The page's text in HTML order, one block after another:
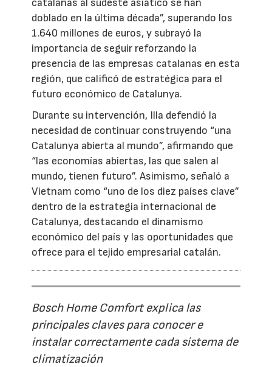
doblado en la última década”, superando los
1.640 millones de euros, y subrayó la
importancia de seguir reforzando la
presencia de las empresas catalanas en esta
región, que calificó de estratégica para el
futuro económico de Catalunya.
Durante su intervención, Illa defendió la
necesidad de continuar construyendo “una
Catalunya abierta al mundo”, afirmando que
“las economías abiertas, las que salen al
mundo, tienen futuro”. Asimismo, señaló a
Vietnam como “uno de los diez países clave”
dentro de la estrategia internacional de
Catalunya, destacando el dinamismo
económico del país y las oportunidades que
ofrece para el tejido empresarial catalán.
Bosch Home Comfort explica las
principales claves para conocer e
instalar correctamente cada sistema de
climatización